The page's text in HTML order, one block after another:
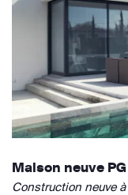
Maison neuve PG
Construction neuve